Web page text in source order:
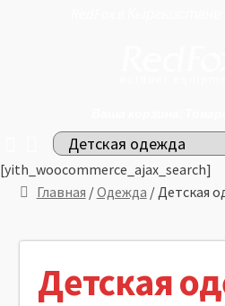
[yith_woocommerce_ajax_search]
Главная /Одежда / Детская
Детская